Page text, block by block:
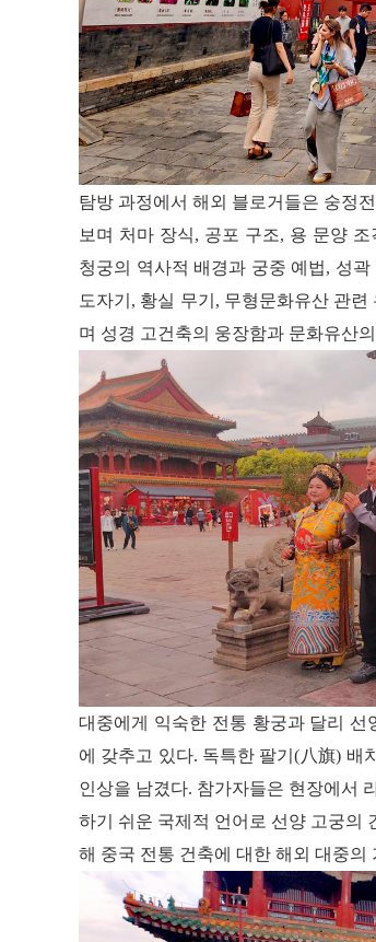
탐방 과정에서 해외 블로거들은 숭정
보며 처마 장식, 공포 구조, 용 문양
청궁의 역사적 배경과 궁중 예법, 성
도자기, 황실 무기, 무형문화유산 관
며 성경 고건축의 웅장함과 문화유산
대중에게 익숙한 전통 황궁과 달리 선
에 갖추고 있다. 독특한 팔기(八旗) 배
인상을 남겼다. 참가자들은 현장에서
하기 쉬운 국제적 언어로 선양 고궁의
해 중국 전통 건축에 대한 해외 대중